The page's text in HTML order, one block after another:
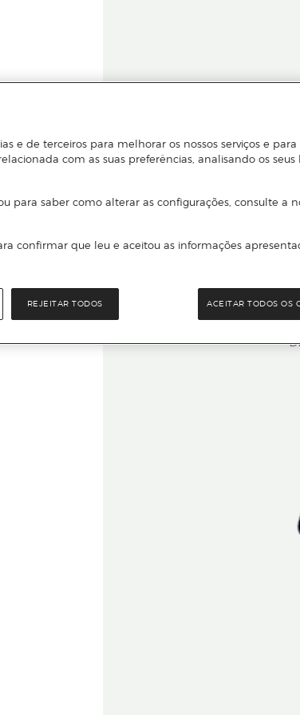
Para
Leia o código QR
e de terceiros para melhorar os nossos serviços e para
com as suas preferências, analisando os seus
para saber como alterar as configurações, consulte a
confirmar que leu e aceitou as informações
REJEITAR TODOS ACEITAR TODOS OS